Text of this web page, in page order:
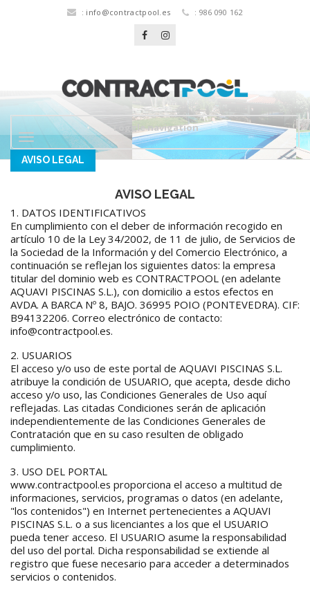
: info@contractpool.es : 986 090 162
Toggle navigation
AVISO LEGAL
AVISO LEGAL
1. DATOS IDENTIFICATIVOS
En cumplimiento con el deber de información recogido en
artículo 10 de la Ley 34/2002, de 11 de julio, de Servicios de
la Sociedad de la Información y del Comercio Electrónico, a
continuación se reflejan los siguientes datos: la empresa
titular del dominio web es CONTRACTPOOL (en adelante
AQUAVI PISCINAS S.L.), con domicilio a estos efectos en
AVDA. A BARCA Nº 8, BAJO. 36995 POIO (PONTEVEDRA). CIF:
B94132206. Correo electrónico de contacto:
info@contractpool.es.
2. USUARIOS
El acceso y/o uso de este portal de AQUAVI PISCINAS S.L.
atribuye la condición de USUARIO, que acepta, desde dicho
acceso y/o uso, las Condiciones Generales de Uso aquí
reflejadas. Las citadas Condiciones serán de aplicación
independientemente de las Condiciones Generales de
Contratación que en su caso resulten de obligado
cumplimiento.
3. USO DEL PORTAL
www.contractpool.es proporciona el acceso a multitud de
informaciones, servicios, programas o datos (en adelante,
"los contenidos") en Internet pertenecientes a AQUAVI
PISCINAS S.L. o a sus licenciantes a los que el USUARIO
pueda tener acceso. El USUARIO asume la responsabilidad
del uso del portal. Dicha responsabilidad se extiende al
registro que fuese necesario para acceder a determinados
servicios o contenidos.